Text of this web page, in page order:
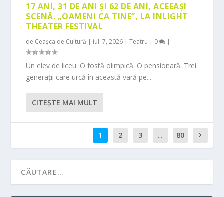
17 ANI, 31 DE ANI ȘI 62 DE ANI, ACEEAȘI
SCENĂ. „OAMENI CA TINE”, LA INLIGHT
THEATER FESTIVAL
de Ceașca de Cultură | iul. 7, 2026 |Teatru | 0 |
Un elev de liceu. O fostă olimpică. O pensionară. Trei
generații care urcă în această vară pe...
CITEŞTE MAI MULT
1 2 3 ... 80